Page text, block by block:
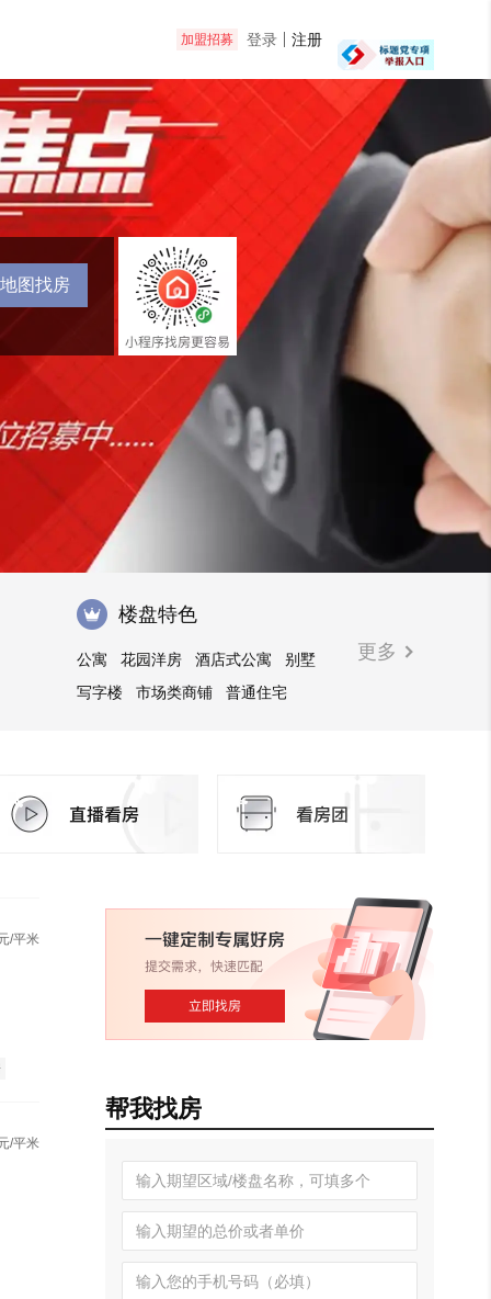
加盟招募 登录 注册
地图找房
楼盘特色
公寓 花园洋房 酒店式公寓
别墅
写字楼
市场类商铺 普通住宅
更多
/平米
/平米
帮我找房